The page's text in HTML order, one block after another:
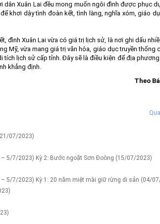
dân Xuân Lai đều mong muốn ngôi đình được phục
khơi dậy tình đoàn kết, tình làng, nghĩa xóm, giáo
đình Xuân Lai vừa có giá trị lịch sử, là nơi ghi dấu
Mỹ, vừa mang giá trị văn hóa, giáo dục truyền thống
tích lịch sử cấp tỉnh. Đây sẽ là điều kiện để địa
khẳng định.
Theo
07/2023)
5/7/2023) Kỳ 2: Bước ngoặt Sơn Đoòng (15/07/2023)
5/7/2023) Kỳ 1: 20 năm miệt mài giữ rừng di sản (04/